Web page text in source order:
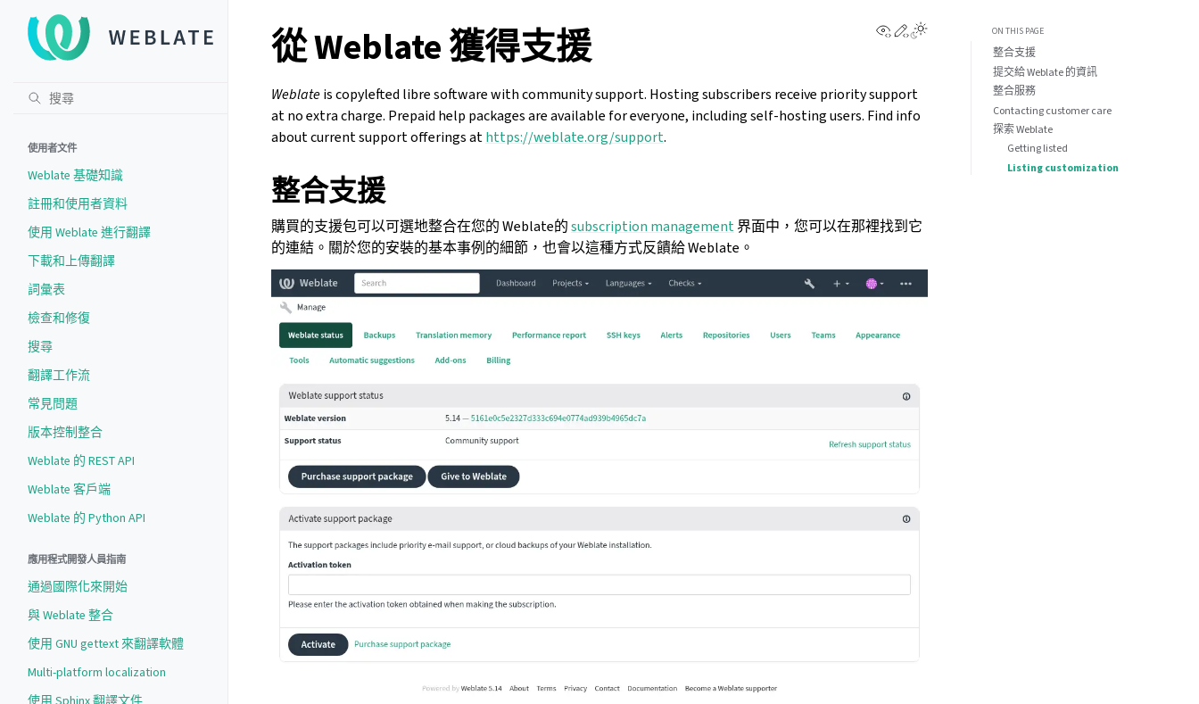
使用者文件
Weblate 基礎知識
註冊和使用者資料
使用 Weblate 進行翻譯
下載和上傳翻譯
詞彙表
檢查和修復
搜尋
翻譯工作流
常見問題
版本控制整合
Weblate 的 REST API
Weblate 客戶端
Weblate 的 Python API
應用程式開發人員指南
通過國際化來開始
與 Weblate 整合
使用 GNU gettext 來翻譯軟體
Multi-platform localization
View this page
Edit this page
從 Weblate 獲得支援
Weblateis copylefted libre software with community support. Hosting subscribers receive priority support
at no extra charge. Prepaid help packages are available for everyone, including self-hosting users. Find info
about current support offerings athttps://weblate.org/support.
整合支援
購買的支援包可以可選地整合在您的 Weblate的subscription management界面中，您可以在那裡找到它
的連結。關於您的安裝的基本事例的細節，也會以這種方式反饋給 Weblate。
ON THIS PAGE
整合支援
提交給 Weblate 的資訊
整合服務
Contacting customer care
探索 Weblate
Getting listed
Listing customization